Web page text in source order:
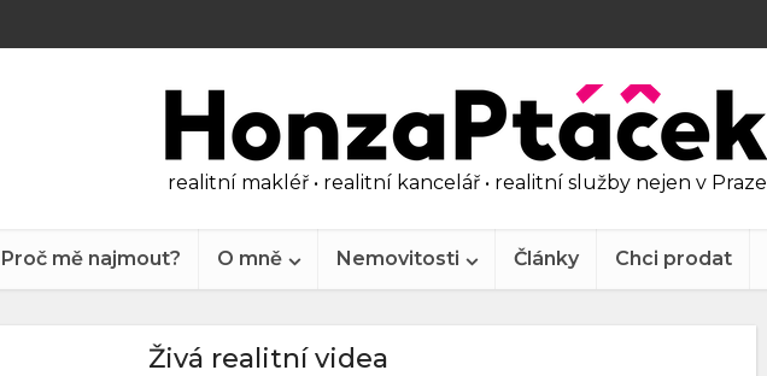
realitní makléř • realitní kancelář • realitní služby nejen v Praze
Proč mě najmout? O mně Nemovitosti Články Chci prodat
Živá realitní videa